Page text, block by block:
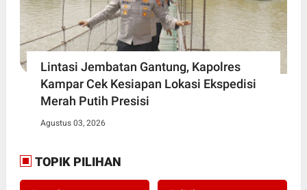
Lintasi Jembatan Gantung, Kapolres
Kampar Cek Kesiapan Lokasi Ekspedisi
Merah Putih Presisi
Agustus 03, 2026
TOPIK PILIHAN